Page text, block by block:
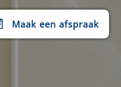
Maak een afspraak